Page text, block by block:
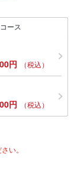
コース
円 （税込）
円 （税込）
い。